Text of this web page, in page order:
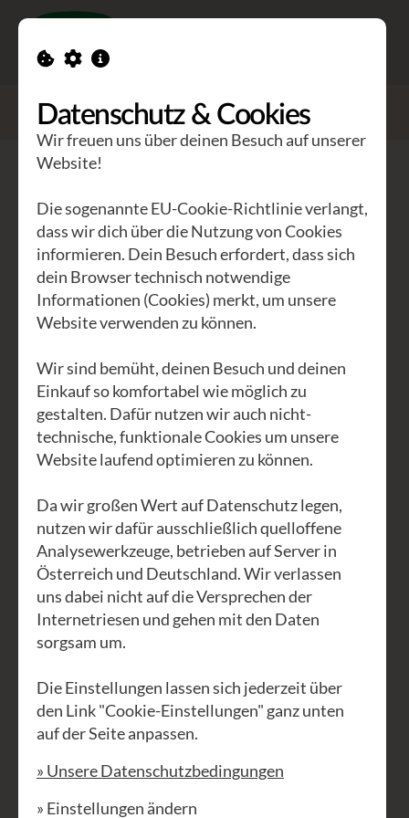
> Dein Atem. Deine Transformationskraft.
Transformationskraft.
Breathwork I Intensiv-
Wochenende
Retreat begibst du dich mithilfe von
Breathwork – einer intensiven
Atemtechnik (conscious connected
breathing / verbundener Atem) – auf
eine tiefgehende innere Reise. Durch
den bewussten Atem nimmst du
Kontakt zu deinem Körper auf,
verbindest dich mit deiner Wahrheit
und inneren Weisheit und bringst
frische Energie in die Themen, die in dir
nach Veränderung rufen.
Der Atem öffnet dir einen Weg aus
gewohnten Denk- und
Verhaltensmustern – hineinin deinen
Körper, hinein in den gegenwärtigen
Datenschutz & Cookies
Wir freuen uns über deinen Besuch auf unserer
Website!
Die sogenannte EU-Cookie-Richtlinie verlangt,
dass wir dich über die Nutzung von Cookies
informieren. Dein Besuch erfordert, dass sich
dein Browser technisch notwendige
Informationen (Cookies) merkt, um unsere
Website verwenden zu können.
Wir sind bemüht, deinen Besuch und deinen
Einkauf so komfortabel wie möglich zu
gestalten. Dafür nutzen wir auch nicht-
technische, funktionale Cookies um unsere
Website laufend optimieren zu können.
Da wir großen Wert auf Datenschutz legen,
nutzen wir dafür ausschließlich quelloffene
Analysewerkzeuge, betrieben auf Server in
Österreich und Deutschland. Wir verlassen
uns dabei nicht auf die Versprechen der
Internetriesen und gehen mit den Daten
sorgsam um.
Die Einstellungen lassen sich jederzeit über
den Link "Cookie-Einstellungen" ganz unten
auf der Seite anpassen.
» Unsere Datenschutzbedingungen
» Einstellungen ändern